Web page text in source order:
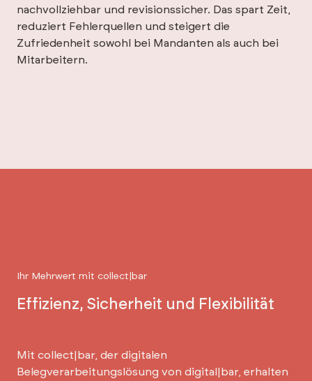
nachvollziehbar und revisionssicher. Das spart Zeit,
reduziert Fehlerquellen und steigert die
Zufriedenheit sowohl bei Mandanten als auch bei
Mitarbeitern.
Ihr Mehrwert mit collect|bar
Effizienz, Sicherheit und Flexibilität
Mit collect|bar, der digitalen
Belegverarbeitungslösung von digital|bar, erhalten